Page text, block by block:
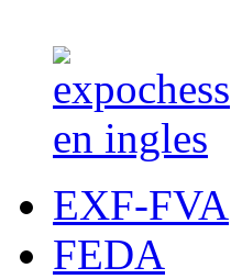
EXF-FVA
FEDA